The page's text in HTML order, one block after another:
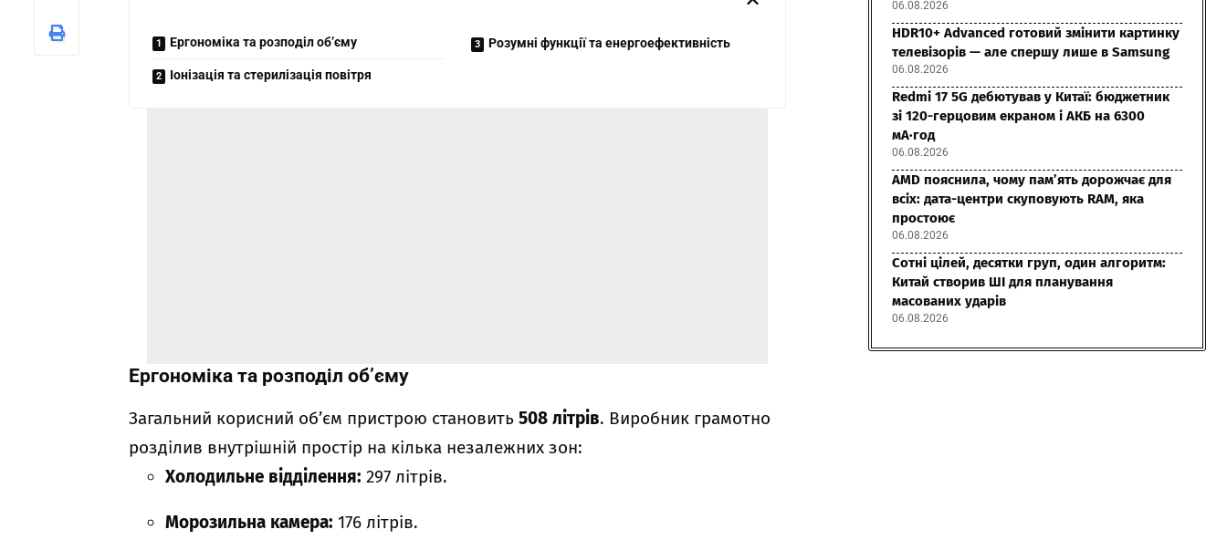
Ергономіка та розподіл об’єму
Іонізація та стерилізація повітря
Розумні функції та енергоефективність
Ергономіка та розподіл об’єму
Загальний корисний об’єм пристрою становить508 літрів. Виробник грамотно
розділив внутрішній простір на кілька незалежних зон:
Холодильне відділення: 297 літрів.
Морозильна камера: 176 літрів.
06.08.2026
HDR10+ Advanced готовий змінити картинку
телевізорів — але спершу лише в Samsung
06.08.2026
Redmi 17 5G дебютував у Китаї: бюджетник
зі 120-герцовим екраном і АКБ на 6300
мА·год
06.08.2026
AMD пояснила, чому пам’ять дорожчає для
всіх: дата-центри скуповують RAM, яка
простоює
06.08.2026
Сотні цілей, десятки груп, один алгоритм:
Китай створив ШІ для планування
масованих ударів
06.08.2026